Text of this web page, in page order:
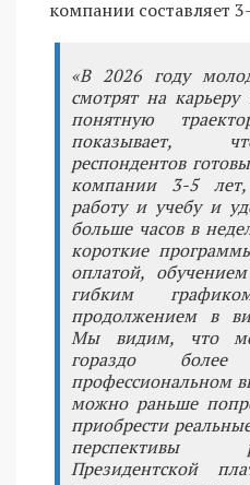
компании составляет
«В 2026 году
смотрят на
понятную
показывает,
респондентов
компании 3-5
работу и учебу и
больше часов в
короткие
оплатой,
гибким
продолжением в
Мы видим, что
гораздо
профессиональном
можно раньше
приобрести
перспективы
Президентской